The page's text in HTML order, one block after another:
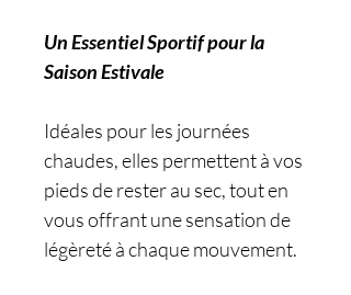
Un Essentiel Sportif pour la
Saison Estivale
Idéales pour les journées
chaudes, elles permettent à vos
pieds de rester au sec, tout en
vous offrant une sensation de
légèreté à chaque mouvement.